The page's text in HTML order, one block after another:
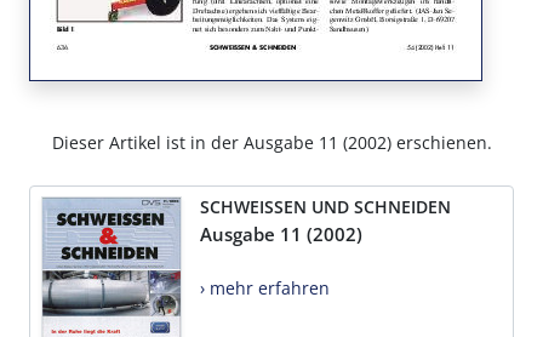
Dieser Artikel ist in der Ausgabe 11 (2002) erschienen.
SCHWEISSEN UND SCHNEIDEN
Ausgabe 11 (2002)
› mehr erfahren